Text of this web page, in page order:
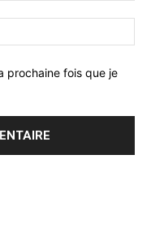
prochaine fois que je